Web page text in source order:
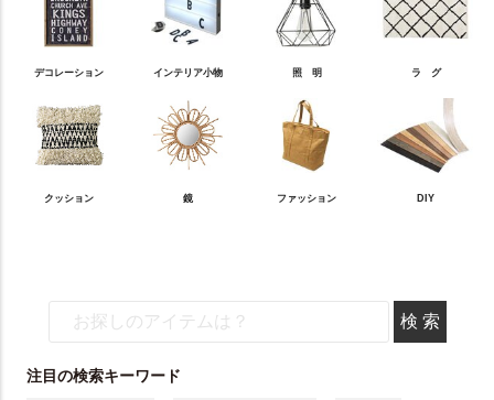
デコレーション インテリア小物 照 明 ラ グ
クッション 鏡 ファッション DIY
注目の検索キーワード